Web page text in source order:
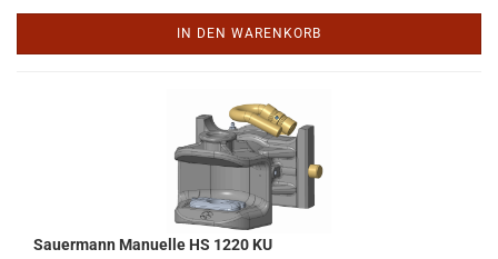
IN DEN WARENKORB
Sauer­mann Ma­nu­el­le HS 1220 KU